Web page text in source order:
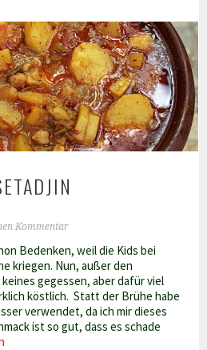
Kommentar
Bedenken, weil die Kids bei
kriegen. Nun, außer den
gegessen, aber dafür viel
köstlich. Statt der Brühe habe
verwendet, da ich mir dieses
ist so gut, dass es schade